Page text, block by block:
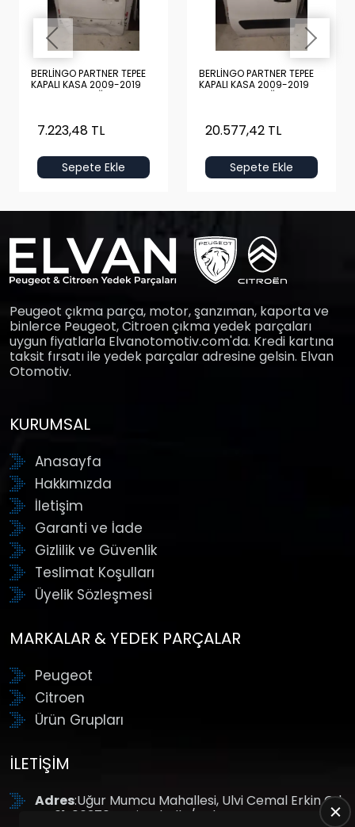
BERLİNGO PARTNER TEPEE
KAPALI KASA 2009-2019
BOŞ BEYAZ SAĞ ARKA KAPI
7.223,48 TL
Sepete Ekle
BERLİNGO PARTNER TEPEE
KAPALI KASA 2009-2019
DOLU BEYAZ SAĞ ARKA
20.577,42 TL
Sepete Ekle
Peugeot çıkma parça, motor, şanzıman, kaporta ve
binlerce Peugeot, Citroen çıkma yedek parçaları
uygun fiyatlarla Elvanotomotiv.com'da. Kredi kartına
taksit fırsatı ile yedek parçalar adresine gelsin. Elvan
Otomotiv.
KURUMSAL
Anasayfa
Hakkımızda
İletişim
Garanti ve İade
Gizlilik ve Güvenlik
Teslimat Koşulları
Üyelik Sözleşmesi
MARKALAR & YEDEK PARÇALAR
Peugeot
Citroen
Ürün Grupları
İLETIŞIM
Adres:Uğur Mumcu Mahallesi, Ulvi Cemal Erkin Cd.
No:61, 06370 Yenimahalle/Ankara